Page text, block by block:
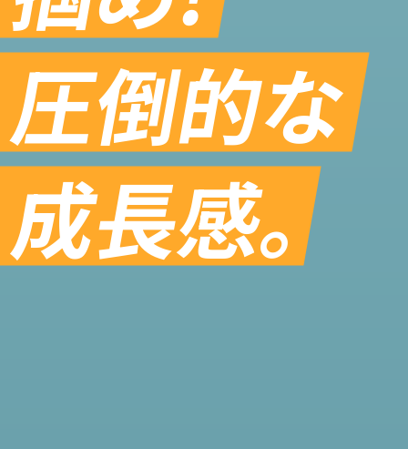
圧倒的な
成長感。